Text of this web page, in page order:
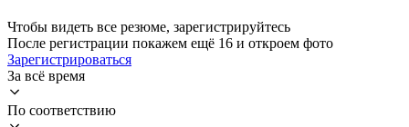
Чтобы видеть все резюме, зарегистрируйтесь
После регистрации покажем ещё 16 и откроем фото
Зарегистрироваться
За всё время
По соответствию